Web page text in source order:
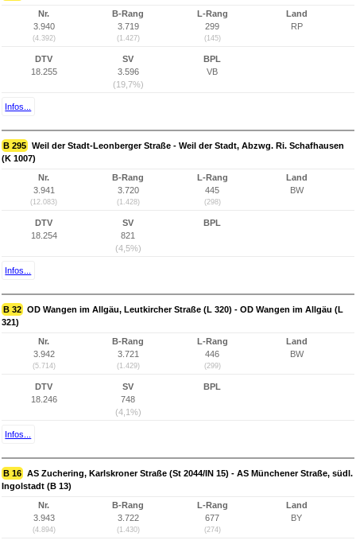
Nr.
3.940
(4.392)
B-Rang
3.719
(1.427)
L-Rang
299
(145)
Land
RP
DTV
18.255
SV
3.596
(19,7%)
BPL
VB
Infos...
B 295 Weil der Stadt-Leonberger Straße - Weil der Stadt, Abzwg. Ri. Schafhausen
(K 1007)
Nr.
3.941
(12.083)
B-Rang
3.720
(1.428)
L-Rang
445
(298)
Land
BW
DTV
18.254
SV
821
(4,5%)
BPL
Infos...
B 32 OD Wangen im Allgäu, Leutkircher Straße (L 320) - OD Wangen im Allgäu (L
321)
Nr.
3.942
(5.714)
B-Rang
3.721
(1.429)
L-Rang
446
(299)
Land
BW
DTV
18.246
SV
748
(4,1%)
BPL
Infos...
B 16 AS Zuchering, Karlskroner Straße (St 2044/IN 15) - AS Münchener Straße, südl.
Ingolstadt (B 13)
Nr.
3.943
(4.894)
B-Rang
3.722
(1.430)
L-Rang
677
(274)
Land
BY